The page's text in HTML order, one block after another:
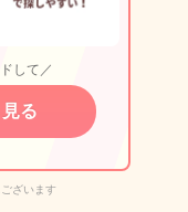
して／
る
ざいます